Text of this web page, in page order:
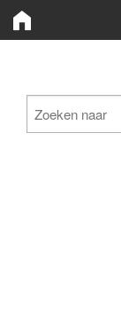
Zoeken